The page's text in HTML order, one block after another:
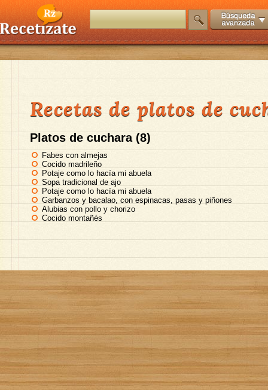
Recetas de platos de
Platos de cuchara (8)
Fabes con almejas
Cocido madrileño
Potaje como lo hacía mi abuela
Sopa tradicional de ajo
Potaje como lo hacía mi abuela
Garbanzos y bacalao, con espinacas, pasas y piñones
Alubias con pollo y chorizo
Cocido montañés